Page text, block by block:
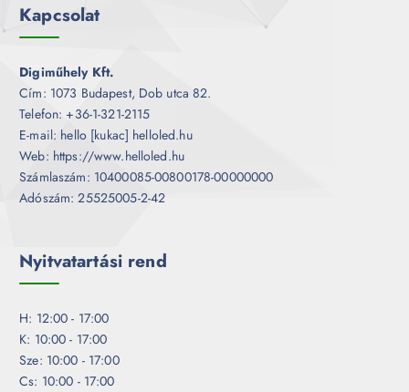
Kapcsolat
Digiműhely Kft.
Cím: 1073 Budapest, Dob utca 82.
Telefon: +36-1-321-2115
E-mail: hello [kukac] helloled.hu
Web: https://www.helloled.hu
Számlaszám: 10400085-00800178-00000000
Adószám: 25525005-2-42
Nyitvatartási rend
H: 12:00 - 17:00
K: 10:00 - 17:00
Sze: 10:00 - 17:00
Cs: 10:00 - 17:00